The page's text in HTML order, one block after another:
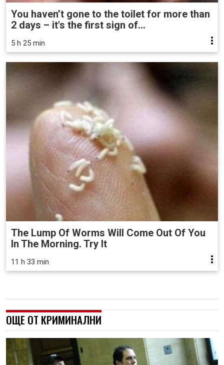
You haven’t gone to the toilet for more than
2 days – it's the first sign of...
5 h 25 min
The Lump Of Worms Will Come Out Of You
In The Morning. Try It
11 h 33 min
ОЩЕ ОТ КРИМИНАЛНИ